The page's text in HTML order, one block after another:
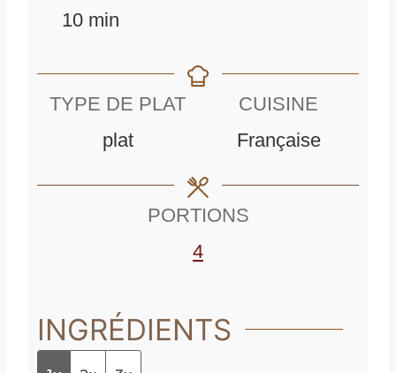
10m
n
min
u
s
t
e
TYPE DE PLAT
plat
CUISINE
Française
PORTIONS
4
INGRÉDIENTS